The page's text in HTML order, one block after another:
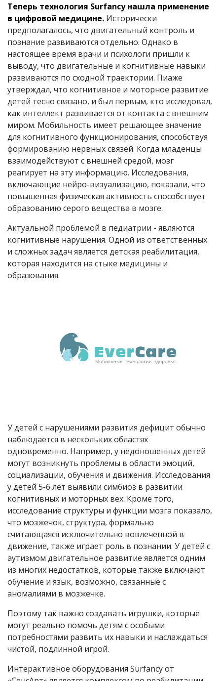
Теперь технология Surfancy нашла применение
в цифровой медицине. Исторически
предполагалось, что двигательный контроль и
познание развиваются отдельно. Однако в
настоящее время врачи и психологи пришли к
выводу, что двигательные и когнитивные навыки
развиваются по сходной траектории. Пиаже
утверждал, что когнитивное и моторное развитие
детей тесно связано, и был первым, кто исследовал,
как интеллект развивается от контакта с внешним
миром. Мобильность имеет решающее значение
для когнитивного функционирования, способствуя
формированию нервных связей. Когда младенцы
взаимодействуют с внешней средой, мозг
реагирует на эту информацию. Исследования,
включающие нейро-визуализацию, показали, что
повышенная физическая активность способствует
образованию серого вещества в мозге.
Актуальной проблемой в педиатрии - являются
когнитивные нарушения. Одной из ответственных
и сложных задач является детская реабилитация,
которая находится на стыке медицины и
образования.
У детей с нарушениями развития дефицит обычно
наблюдается в нескольких областях
одновременно. Например, у недоношенных детей
могут возникнуть проблемы в области эмоций,
социализации, обучения и движения. Исследования
у детей 5-6 лет выявили симбиоз в развитии
когнитивных и моторных вех. Кроме того,
исследование структуры и функции мозга показало,
что мозжечок, структура, формально
считающаяся исключительно вовлеченной в
движение, также играет роль в познании. У детей с
аутизмом двигательное развитие является одним
из многих недостатков, которые также включают
обучение и язык, возможно, связанные с
аномалиями в мозжечке.
Поэтому так важно создавать игрушки, которые
могут реально помочь детям с особыми
потребностями развить их навыки и наслаждаться
чистой, подлинной игрой.
Интерактивное оборудования Surfancy от